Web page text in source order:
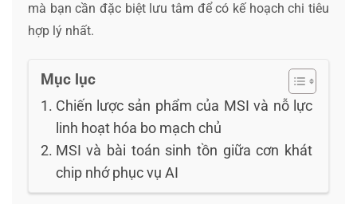
mà bạn cần đặc biệt lưu tâm để có kế hoạch chi tiêu
hợp lý nhất.
Mục lục
Chiến lược sản phẩm của MSI và nỗ lực
linh hoạt hóa bo mạch chủ
MSI và bài toán sinh tồn giữa cơn khát
chip nhớ phục vụ AI